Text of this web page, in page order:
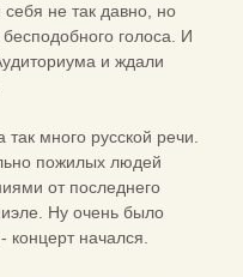
не так давно, но
голоса. И
и ждали
много русской речи.
пожилых людей
от последнего
Ну очень было
концерт начался.